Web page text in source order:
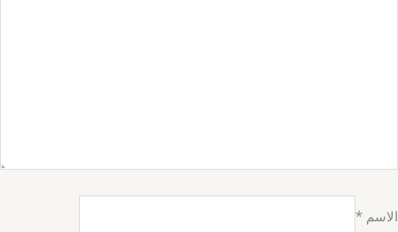
الاسم *